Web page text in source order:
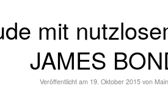
mit
JAMES
Veröffentlicht am 19. Oktober 2015 von